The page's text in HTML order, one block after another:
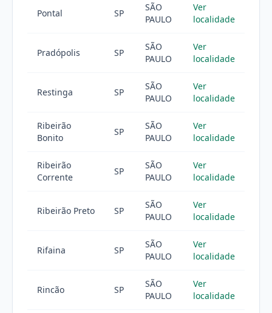
Pontal SP
SÃO
PAULO
Ver
localidade
Pradópolis SP
SÃO
PAULO
Ver
localidade
Restinga SP
SÃO
PAULO
Ver
localidade
Ribeirão
Bonito
SP
SÃO
PAULO
Ver
localidade
Ribeirão
Corrente
SP
SÃO
PAULO
Ver
localidade
Ribeirão Preto SP
SÃO
PAULO
Ver
localidade
Rifaina SP
SÃO
PAULO
Ver
localidade
Rincão SP
SÃO
PAULO
Ver
localidade